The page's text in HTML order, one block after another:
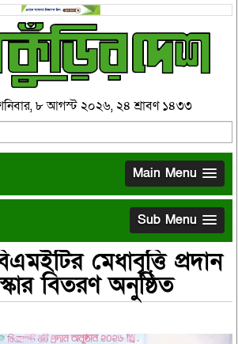
৮ আগস্ট ২০২৬, ২৪ শ্রাবণ ১৪৩৩
Main Menu
Sub Menu
মেধাবৃত্তি প্রদান
বিতরণ অনুষ্ঠিত